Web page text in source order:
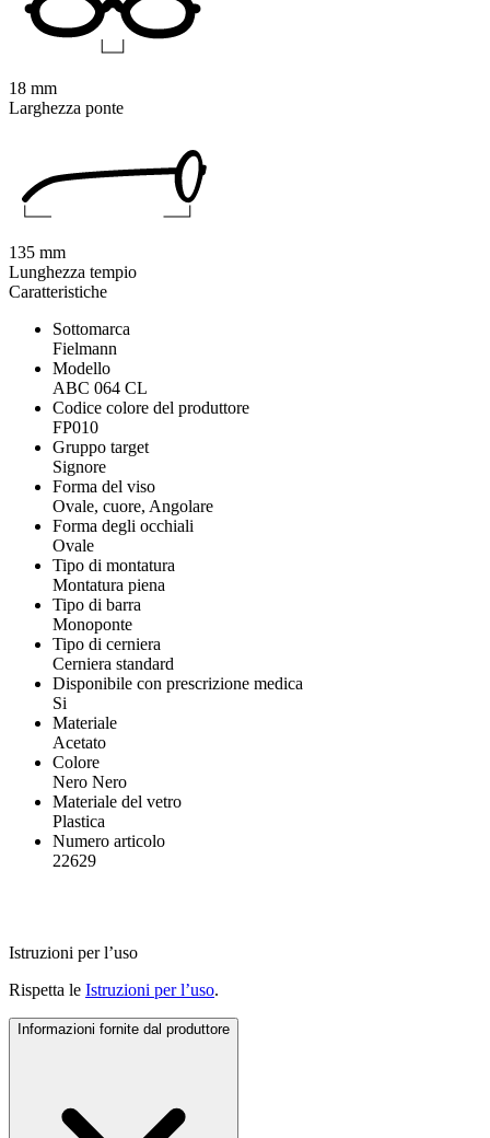
Caratteristiche
Sottomarca
Fielmann
Modello
ABC 064 CL
Codice colore del produttore
FP010
Gruppo target
Signore
Forma del viso
Ovale, cuore, Angolare
Forma degli occhiali
Ovale
Tipo di montatura
Montatura piena
Tipo di barra
Monoponte
Tipo di cerniera
Cerniera standard
Disponibile con prescrizione medica
Si
Materiale
Acetato
Colore
Nero Nero
Materiale del vetro
Plastica
Numero articolo
22629
Istruzioni per l’uso
Rispetta le Istruzioni per l’uso.
Informazioni fornite dal produttore
18 mm
Larghezza ponte
135 mm
Lunghezza tempio